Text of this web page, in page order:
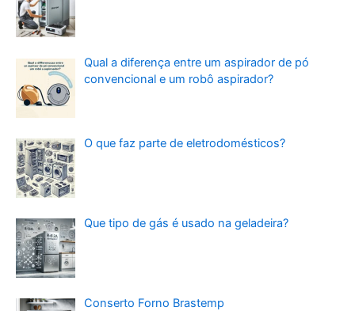
Qual a diferença entre um aspirador de pó
convencional e um robô aspirador?
O que faz parte de eletrodomésticos?
Que tipo de gás é usado na geladeira?
Conserto Forno Brastemp